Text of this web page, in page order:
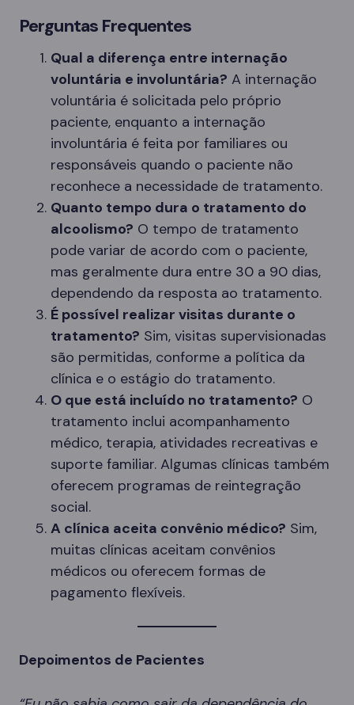
Perguntas Frequentes
Qual a diferença entre internação
voluntária e involuntária? A internação
voluntária é solicitada pelo próprio
paciente, enquanto a internação
involuntária é feita por familiares ou
responsáveis quando o paciente não
reconhece a necessidade de tratamento.
Quanto tempo dura o tratamento do
alcoolismo? O tempo de tratamento
pode variar de acordo com o paciente,
mas geralmente dura entre 30 a 90 dias,
dependendo da resposta ao tratamento.
É possível realizar visitas durante o
tratamento? Sim, visitas supervisionadas
são permitidas, conforme a política da
clínica e o estágio do tratamento.
O que está incluído no tratamento? O
tratamento inclui acompanhamento
médico, terapia, atividades recreativas e
suporte familiar. Algumas clínicas também
oferecem programas de reintegração
social.
A clínica aceita convênio médico? Sim,
muitas clínicas aceitam convênios
médicos ou oferecem formas de
pagamento flexíveis.
Depoimentos de Pacientes